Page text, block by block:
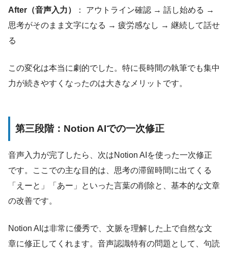
After（音声入力）
： アウトライン確認 → 話し始める →
思考がそのまま文字になる → 疲労感なし → 継続して話せ
る
この変化は本当に劇的でした。特に長時間の執筆でも集中
力が続きやすくなったのは大きなメリットです。
第三段階：Notion AIでの一次修正
音声入力が完了したら、次はNotion AIを使った一次修正
です。ここでの主な目的は、思考の滞留時間に出てくる
「えーと」「あー」といった言葉の削除と、基本的な文章
の改善です。
Notion AIは非常に優秀で、文脈を理解した上で自然な文
章に修正してくれます。音声認識特有の問題として、句読